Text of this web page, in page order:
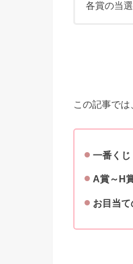
各賞の当
この記事では
一番く
A賞～H
お目当